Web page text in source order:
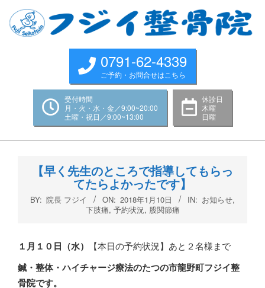
content
0791-62-4339
ご予約・お問合せはこちら
受付時間
月・火・水・金／9:00~20:00
土曜・祝日／9:00~13:00
休診日
木曜
日曜
【早く先生のところで指導してもらっ
てたらよかったです】
BY: 院長 フジイ ON: 2018年1月10日 IN: お知らせ,
下肢痛, 予約状況, 股関節痛
１月１０ 日（水） 【本日の予約状況】あと２名様まで
鍼・整体・ハイチャージ療法のたつの市龍野町フジイ整
骨院です。